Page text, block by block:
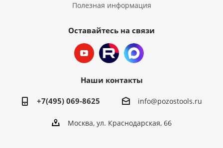
Полезная информация
Оставайтесь на связи
Наши контакты
+7(495) 069-8625 info@pozostools.ru
Москва, ул. Краснодарская, 66